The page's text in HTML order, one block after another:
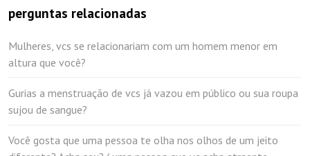
perguntas relacionadas
Mulheres, vcs se relacionariam com um homem menor em
altura que você?
Gurias a menstruação de vcs já vazou em público ou sua roupa
sujou de sangue?
Você gosta que uma pessoa te olha nos olhos de um jeito